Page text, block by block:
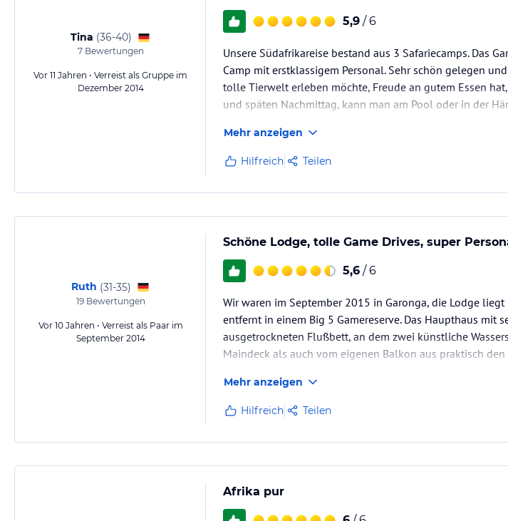
Tina (36-40)
7Bewertungen
Vor 11 Jahren • Verreist als Gruppe im
Dezember 2014
5,9 / 6
Unsere Südafrikareise bestand aus 3 Safariecamps. Das
Camp mit erstklassigem Personal. Sehr schön gelegen
tolle Tierwelt erleben möchte, Freude an gutem Essen
und späten Nachmittag, kann man am Pool oder in der
Mehr anzeigen
Hilfreich Teilen
Ruth (31-35)
19Bewertungen
Vor 10 Jahren • Verreist als Paar im
September 2014
Schöne Lodge, tolle Game Drives, super
5,6 / 6
Wir waren im September 2015 in Garonga, die Lodge
entfernt in einem Big 5 Gamereserve. Das Haupthaus mit
ausgetrockneten Flußbett, an dem zwei künstliche
Maindeck als auch vom eigenen Balkon aus praktisch
Das Personal ist sehr nett und aufmerksam, die…
Mehr anzeigen
Hilfreich Teilen
Afrika pur